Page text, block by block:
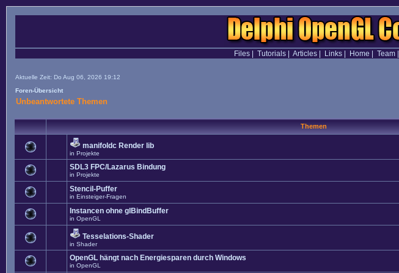
Files| Tutorials| Articles| Links| Home Team|
Aktuelle Zeit: Do Aug 06, 2026 19:12
Foren-Übersicht
Unbeantwortete Themen
Themen
manifoldc Render lib
in Projekte
SDL3 FPC/Lazarus Bindung
in Projekte
Stencil-Puffer
in Einsteiger-Fragen
Instancen ohne glBindBuffer
in OpenGL
Tesselations-Shader
in Shader
OpenGL hängt nach Energiesparen durch Windows
in OpenGL